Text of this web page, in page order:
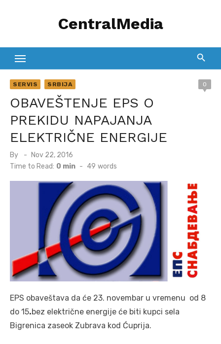
CentralMedia
SERVIS SRBIJA 0
OBAVEŠTENJE EPS O
PREKIDU NAPAJANJA
ELEKTRIČNE ENERGIJE
By
Posted
on
Nov 22, 2016
Time to Read: 0 min - 49 words
EPS obaveštava da će 23. novembar u vremenu od 8
do 15.bez električne energije će biti kupci sela
Bigrenica zaseok Zubrava kod Ćuprija.